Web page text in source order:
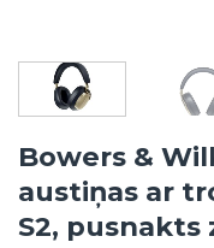
Bowers &
austiņas ar
S2, pusnakts